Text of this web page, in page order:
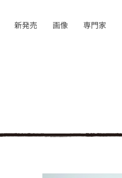
新発売 画像 専門家